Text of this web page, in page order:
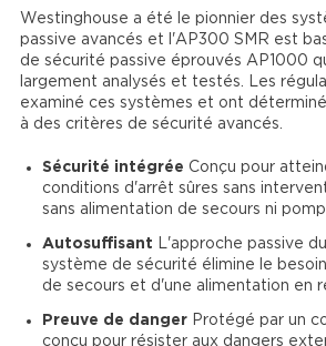
Westinghouse a été le pionnier des
passive avancés et l'AP300 SMR est
de sécurité passive éprouvés AP1000
largement analysés et testés. Les
examiné ces systèmes et ont
à des critères de sécurité avancés.
Sécurité intégrée Conçu pour
conditions d'arrêt sûres sans
sans alimentation de secours ni
Autosuffisant L'approche passive
système de sécurité élimine le
de secours et d'une alimentation en
Preuve de dangerProtégé par un
conçu pour résister aux dangers